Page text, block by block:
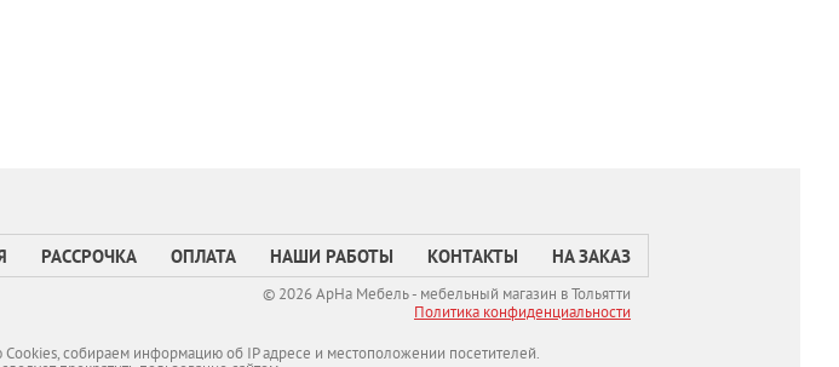
РАССРОЧКА ОПЛАТА НАШИ РАБОТЫ КОНТАКТЫ НА ЗАКАЗ
© 2026 АрНа Мебель - мебельный магазин в Тольятти
Политикa конфиденциальности
собираем информацию об IP адресе и местоположении посетителей.